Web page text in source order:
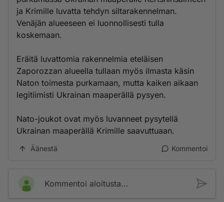
ja Krimille luvatta tehdyn siltarakennelman.
Venäjän alueeseen ei luonnollisesti tulla
koskemaan.
Eräitä luvattomia rakennelmia eteläisen
Zaporozzan alueella tullaan myös ilmasta käsin
Naton toimesta purkamaan, mutta kaiken aikaan
legitiimisti Ukrainan maaperällä pysyen.
Nato-joukot ovat myös luvanneet pysytellä
Ukrainan maaperällä Krimille saavuttuaan.
Äänestä Kommentoi
Kommentoi aloitusta...